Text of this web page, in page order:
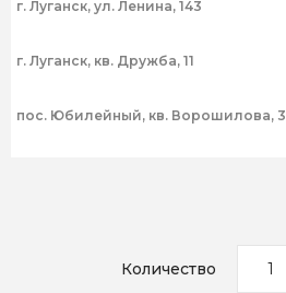
г. Луганск, ул. Ленина, 143
г. Луганск, кв. Дружба, 11
пос. Юбилейный, кв. Ворошилова, 3
Количество